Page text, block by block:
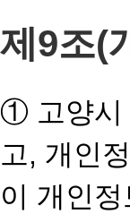
제9조(
① 고양시
고, 개인
이 개인